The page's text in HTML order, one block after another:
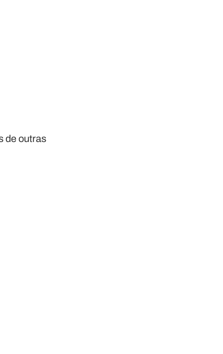
de outras